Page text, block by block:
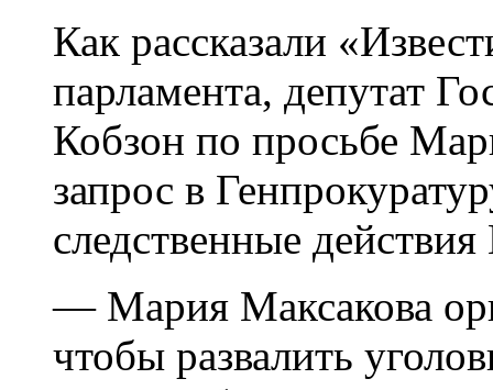
Как рассказали
парламента, депутат
Кобзон по просьбе
запрос в
следственные
— Мария Максакова
чтобы развалить